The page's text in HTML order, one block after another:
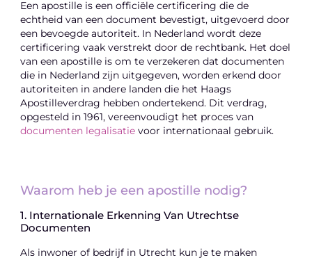
Een apostille is een officiële certificering die de
echtheid van een document bevestigt, uitgevoerd door
een bevoegde autoriteit. In Nederland wordt deze
certificering vaak verstrekt door de rechtbank. Het doel
van een apostille is om te verzekeren dat documenten
die in Nederland zijn uitgegeven, worden erkend door
autoriteiten in andere landen die het Haags
Apostilleverdrag hebben ondertekend. Dit verdrag,
opgesteld in 1961, vereenvoudigt het proces van
documenten legalisatie voor internationaal gebruik.
Waarom heb je een apostille nodig?
1. Internationale Erkenning Van Utrechtse
Documenten
Als inwoner of bedrijf in Utrecht kun je te maken